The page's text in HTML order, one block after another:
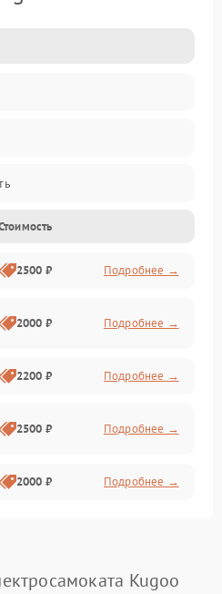
2500 ₽ Подробнее →
2000 ₽ Подробнее →
2200 ₽ Подробнее →
2500 ₽ Подробнее →
2000 ₽ Подробнее →
Kugoo